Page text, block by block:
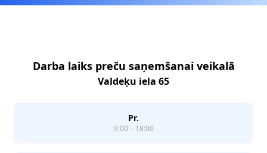
Darba laiks preču saņemšanai veikalā
Valdeķu iela 65
Pr.
9:00 – 18:00